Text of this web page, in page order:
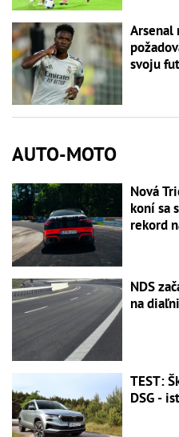
Arsenal
svoju
AUTO-MOTO
Nová
koní sa
rekord
NDS
na
TEST:
DSG -